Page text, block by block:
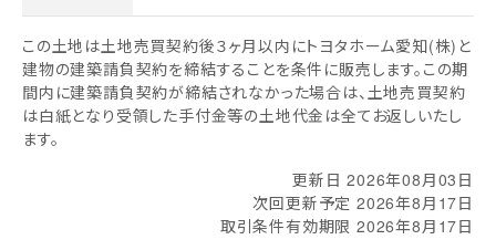
この土地は土地売買契約後３ヶ月以内にトヨタホーム愛知(株)と
建物の建築請負契約を締結することを条件に販売します。この期
間内に建築請負契約が締結されなかった場合は、土地売買契約
は白紙となり受領した手付金等の土地代金は全てお返しいたし
ます。
更新日 2026年08月03日
次回更新予定 2026年8月17日
取引条件有効期限 2026年8月17日